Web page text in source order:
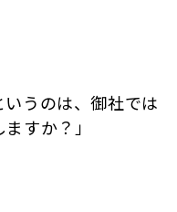
いうのは、御社では
すか？」